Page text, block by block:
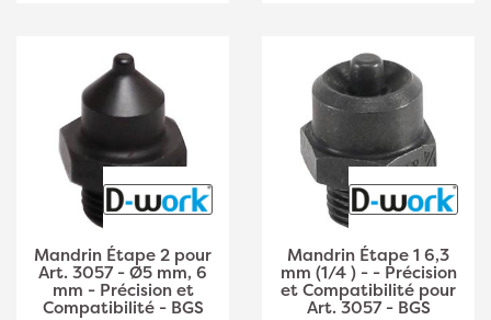
Mandrin Étape 2 pour
Art. 3057 - Ø5 mm, 6
mm - Précision et
Compatibilité - BGS
Mandrin Étape 1 6,3
mm (1/4 ) - - Précision
et Compatibilité pour
Art. 3057 - BGS